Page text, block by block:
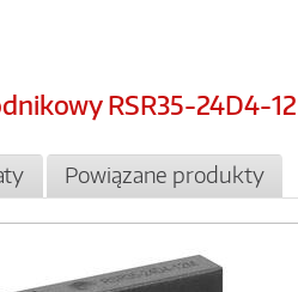
RSR35-24D4-
Powiązane produkty